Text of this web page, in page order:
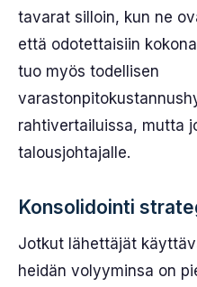
tavarat silloin, kun ne
että odotettaisiin
tuo myös todellisen
rahtivertailuissa, mutta
talousjohtajalle.
Konsolidointi
Jotkut lähettäjät
heidän volyyminsa on